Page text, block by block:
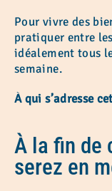
Pour vivre des
pratiquer entre
idéalement tous
semaine.
À qui s’adresse
À la fin de
serez en